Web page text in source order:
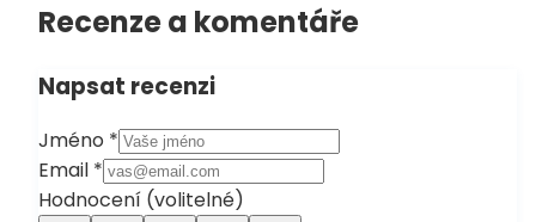
Recenze a komentáře
Napsat recenzi
Jméno *
Email *
Hodnocení (volitelné)